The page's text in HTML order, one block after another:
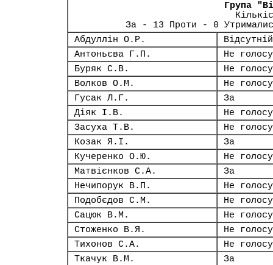
Група
За - 13 Проти - 0
Абдуллін О.Р.
Відсутній
Антоньєва Г.П.
Не
Буряк С.В.
Не
Волков О.М.
Не
Гусак Л.Г.
За
Діяк І.В.
Не
Засуха Т.В.
Не
Козак Я.І.
За
Кучеренко О.Ю.
Не
Матвієнков С.А.
За
Нечипорук В.П.
Не
Подобєдов С.М.
Не
Сацюк В.М.
Не
Стоженко В.Я.
Не
Тихонов С.А.
Не
Ткачук В.М.
За